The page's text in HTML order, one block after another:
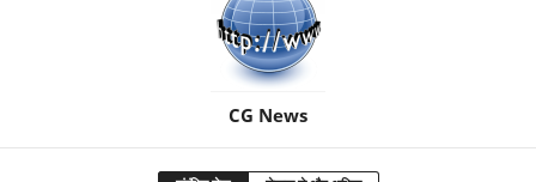
CG News